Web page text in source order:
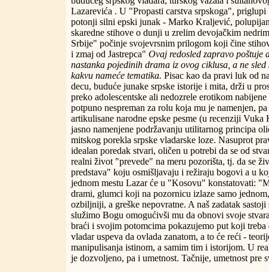
Lazarevića . U "Propasti carstva srpskoga",
potonji silni epski junak - Marko Kraljević,
skaredne stihove o dunji u zrelim devojačkim
Srbije" počinje svojevrsnim prilogom koji čine
i zmaj od Jastrepca" Ovaj redosled zapravo poštuje
nastanka pojedinih drama iz ovog ciklusa, a ne
kakvu nameće tematika. Pisac kao da pravi luk od
decu, buduće junake srpske istorije i mita, drži u
preko adolescentske ali nedozrele erotikom
potpuno nespreman za rolu koja mu je namenjen,
artikulisane narodne epske pesme (u recenziji Vuka
jasno namenjene podržavanju utilitarnog principa
mitskog porekla srpske vladarske loze. Nasuprot
idealan poredak stvari, oličen u potrebi da se od
realni život "prevede" na meru pozorišta, tj. da se
predstava" koju osmišljavaju i režiraju bogovi a u
jednom mestu Lazar će u "Kosovu" konstatovati:
drami, glumci koji na pozornicu izlaze samo
ozbiljniji, a greške nepovratne. A naš zadatak sastoji
služimo Bogu omogućivši mu da obnovi svoje
braći i svojim potomcima pokazujemo put koji treba
vladar uspeva da ovlada zanatom, a to će reći -
manipulisanja istinom, a samim tim i istorijom. U
je dozvoljeno, pa i umetnost. Tačnije, umetnost pre